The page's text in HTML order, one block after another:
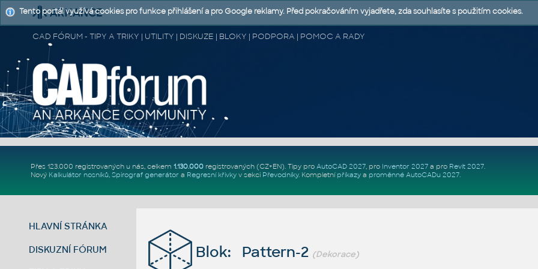
CAD FÓRUM - TIPY A TRIKY | UTILITY | DISKUZE | BLOKY | PODPORA | POMOC A RADY
Přes 123.000 registrovaných u nás, celkem 1.130.000registrovaných (CZ+EN). Tipy pro AutoCAD 2027, pro Inventor 2027a pro Revit 2027.
Nový Kalkulátor nosníků, Spirograf generátor a Regresní křivkyv sekci Převodníky. Kompletní příkazya proměnné AutoCADu 2027.
HLAVNÍ STRÁNKA
DISKUZNÍ FÓRUM Blok: Pattern-2 (Dekorace)
Tento portál využívá cookies pro funkce přihlášení a pro Google reklamy. Před pokračováním vyjadřete, zda souhlasíte s použitím cookies.